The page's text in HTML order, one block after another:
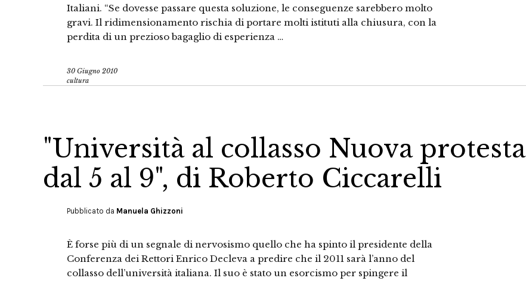
Italiani. “Se dovesse passare questa soluzione, le conseguenze sarebbero molto
gravi. Il ridimensionamento rischia di portare molti istituti alla chiusura, con la
perdita di un prezioso bagaglio di esperienza …
30 Giugno 2010
cultura
"Università al collasso Nuova protesta
dal 5 al 9", di Roberto Ciccarelli
Pubblicato da Manuela Ghizzoni
È forse più di un segnale di nervosismo quello che ha spinto il presidente della
Conferenza dei Rettori Enrico Decleva a predire che il 2011 sarà l’anno del
collasso dell’università italiana. Il suo è stato un esorcismo per spingere il